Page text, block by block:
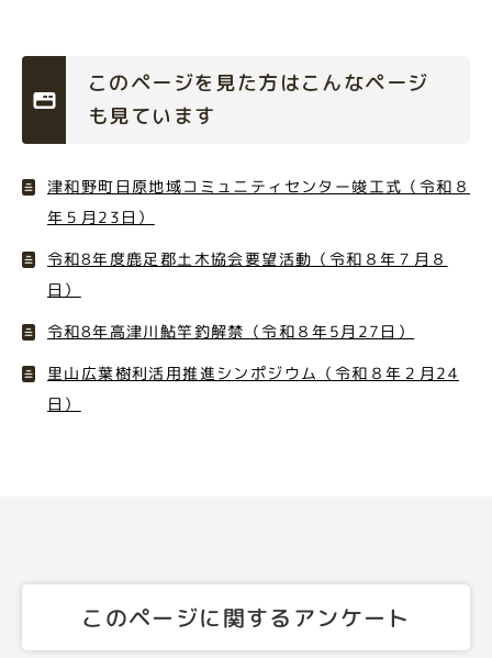
このページを見た方はこんなページ
も見ています
津和野町日原地域コミュニティセンター竣工式（令和８
年５月23日）
令和8年度鹿足郡土木協会要望活動（令和８年７月８
日）
令和8年高津川鮎竿釣解禁（令和８年5月27日）
里山広葉樹利活用推進シンポジウム（令和８年２月24
日）
このページに関するアンケート